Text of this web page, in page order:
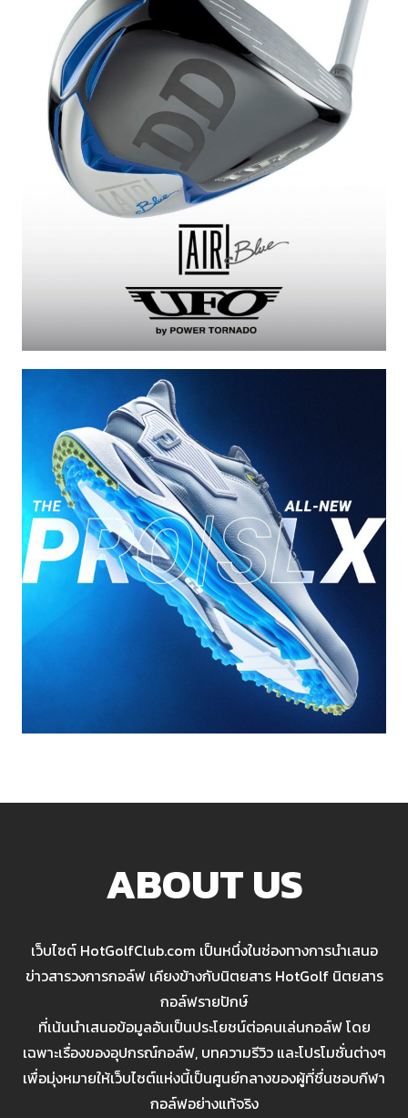
ABOUT US
เว็บไซต์ HotGolfClub.com เป็นหนึ่งในช่องทางการนำเสนอ
ข่าวสารวงการกอล์ฟ เคียงข้างกับนิตยสาร HotGolf นิตยสาร
กอล์ฟรายปักษ์
ที่เน้นนำเสนอข้อมูลอันเป็นประโยชน์ต่อคนเล่นกอล์ฟ โดย
เฉพาะเรื่องของอุปกรณ์กอล์ฟ, บทความรีวิว และโปรโมชั่นต่างๆ
เพื่อมุ่งหมายให้เว็บไซต์แห่งนี้เป็นศูนย์กลางของผู้ที่ชื่นชอบกีฬา
กอล์ฟอย่างแท้จริง